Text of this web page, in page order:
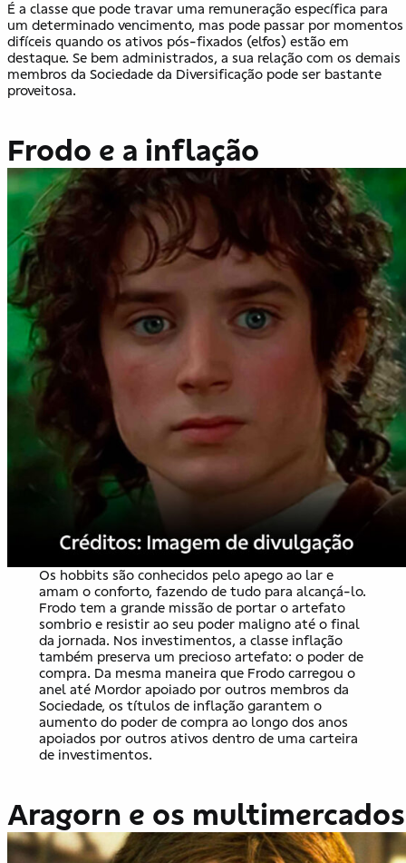
É a classe que pode travar uma remuneração específica para
um determinado vencimento, mas pode passar por momentos
difíceis quando os ativos pós-fixados (elfos) estão em
destaque. Se bem administrados, a sua relação com os demais
membros da Sociedade da Diversificação pode ser bastante
proveitosa.
Frodo e a inflação
Os hobbits são conhecidos pelo apego ao lar e
amam o conforto, fazendo de tudo para alcançá-lo.
Frodo tem a grande missão de portar o artefato
sombrio e resistir ao seu poder maligno até o final
da jornada. Nos investimentos, a classe inflação
também preserva um precioso artefato: o poder de
compra. Da mesma maneira que Frodo carregou o
anel até Mordor apoiado por outros membros da
Sociedade, os títulos de inflação garantem o
aumento do poder de compra ao longo dos anos
apoiados por outros ativos dentro de uma carteira
de investimentos.
Aragorn e os multimercados